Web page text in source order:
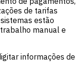
de tarifas
estão
manual e
informações de